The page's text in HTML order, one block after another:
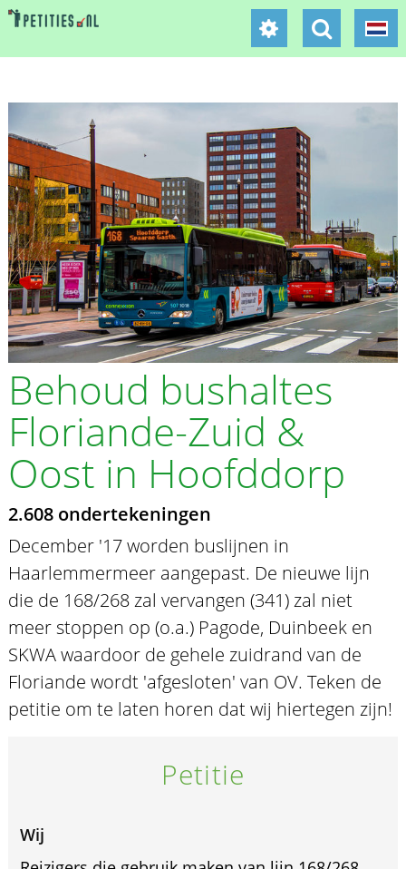
Behoud bushaltes
Floriande-Zuid &
Oost in Hoofddorp
2.608 ondertekeningen
December '17 worden buslijnen in
Haarlemmermeer aangepast. De nieuwe lijn
die de 168/268 zal vervangen (341) zal niet
meer stoppen op (o.a.) Pagode, Duinbeek en
SKWA waardoor de gehele zuidrand van de
Floriande wordt 'afgesloten' van OV. Teken de
petitie om te laten horen dat wij hiertegen zijn!
Petitie
Wij